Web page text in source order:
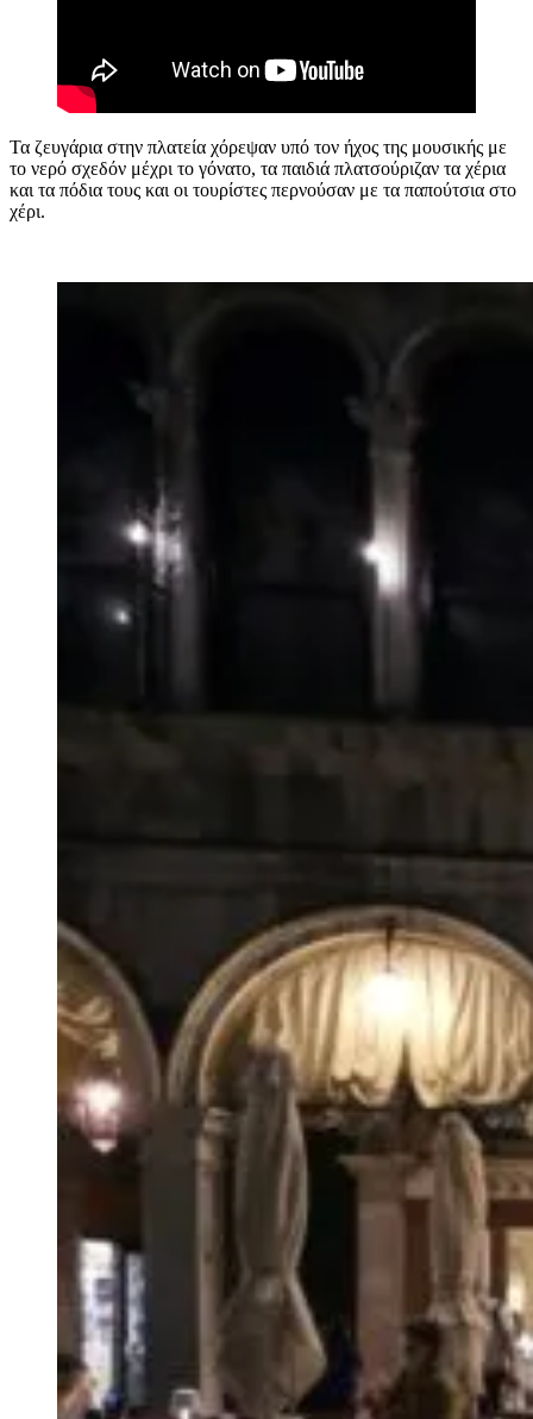
Τα ζευγάρια στην πλατεία χόρεψαν υπό τον ήχος της μουσικής με
το νερό σχεδόν μέχρι το γόνατο, τα παιδιά πλατσούριζαν τα χέρια
και τα πόδια τους και οι τουρίστες περνούσαν με τα παπούτσια στο
χέρι.